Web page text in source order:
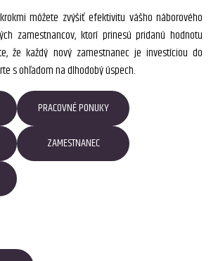
môžete zvýšiť efektivitu vášho náborového
zamestnancov, ktorí prinesú pridanú hodnotu
že každý nový zamestnanec je investíciou do
s ohľadom na dlhodobý úspech.
PRACOVNÉ PONUKY
ZAMESTNANEC